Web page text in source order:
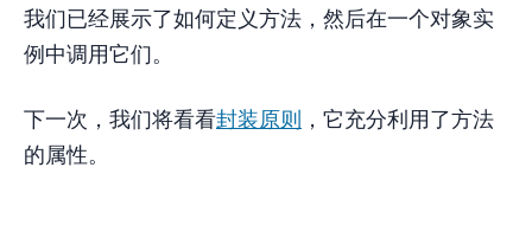
我们已经展示了如何定义方法，然后在一个对象实
例中调用它们。
下一次，我们将看看封装原则 ，它充分利用了方法
的属性。